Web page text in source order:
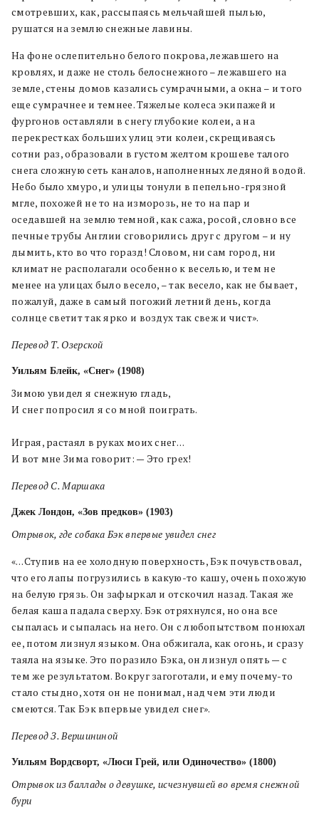
смотревших, как, рассыпаясь мельчайшей пылью,
рушатся на землю снежные лавины.
На фоне ослепительно белого покрова, лежавшего на
кровлях, и даже не столь белоснежного – лежавшего на
земле, стены домов казались сумрачными, а окна – и того
еще сумрачнее и темнее. Тяжелые колеса экипажей и
фургонов оставляли в снегу глубокие колеи, а на
перекрестках больших улиц эти колеи, скрещиваясь
сотни раз, образовали в густом желтом крошеве талого
снега сложную сеть каналов, наполненных ледяной водой.
Небо было хмуро, и улицы тонули в пепельно-грязной
мгле, похожей не то на изморозь, не то на пар и
оседавшей на землю темной, как сажа, росой, словно все
печные трубы Англии сговорились друг с другом – и ну
дымить, кто во что горазд! Словом, ни сам город, ни
климат не располагали особенно к веселью, и тем не
менее на улицах было весело, – так весело, как не бывает,
пожалуй, даже в самый погожий летний день, когда
солнце светит так ярко и воздух так свеж и чист».
Перевод Т. Озерской
Уильям Блейк, «Снег» (1908)
Зимою увидел я снежную гладь,
И снег попросил я со мной поиграть.
Играя, растаял в руках моих снег…
И вот мне Зима говорит: — Это грех!
Перевод С. Маршака
Джек Лондон, «Зов предков» (1903)
Отрывок, где собака Бэк впервые увидел снег
«…Ступив на ее холодную поверхность, Бэк почувствовал,
что его лапы погрузились в какую-то кашу, очень похожую
на белую грязь. Он зафыркал и отскочил назад. Такая же
белая каша падала сверху. Бэк отряхнулся, но она все
сыпалась и сыпалась на него. Он с любопытством понюхал
ее, потом лизнул языком. Она обжигала, как огонь, и сразу
таяла на языке. Это поразило Бэка, он лизнул опять — с
тем же результатом. Вокруг загоготали, и ему почему-то
стало стыдно, хотя он не понимал, над чем эти люди
смеются. Так Бэк впервые увидел снег».
Перевод З. Вершининой
Уильям Вордсворт, «Люси Грей, или Одиночество» (1800)
Отрывок из баллады о девушке, исчезнувшей во время снежной
бури